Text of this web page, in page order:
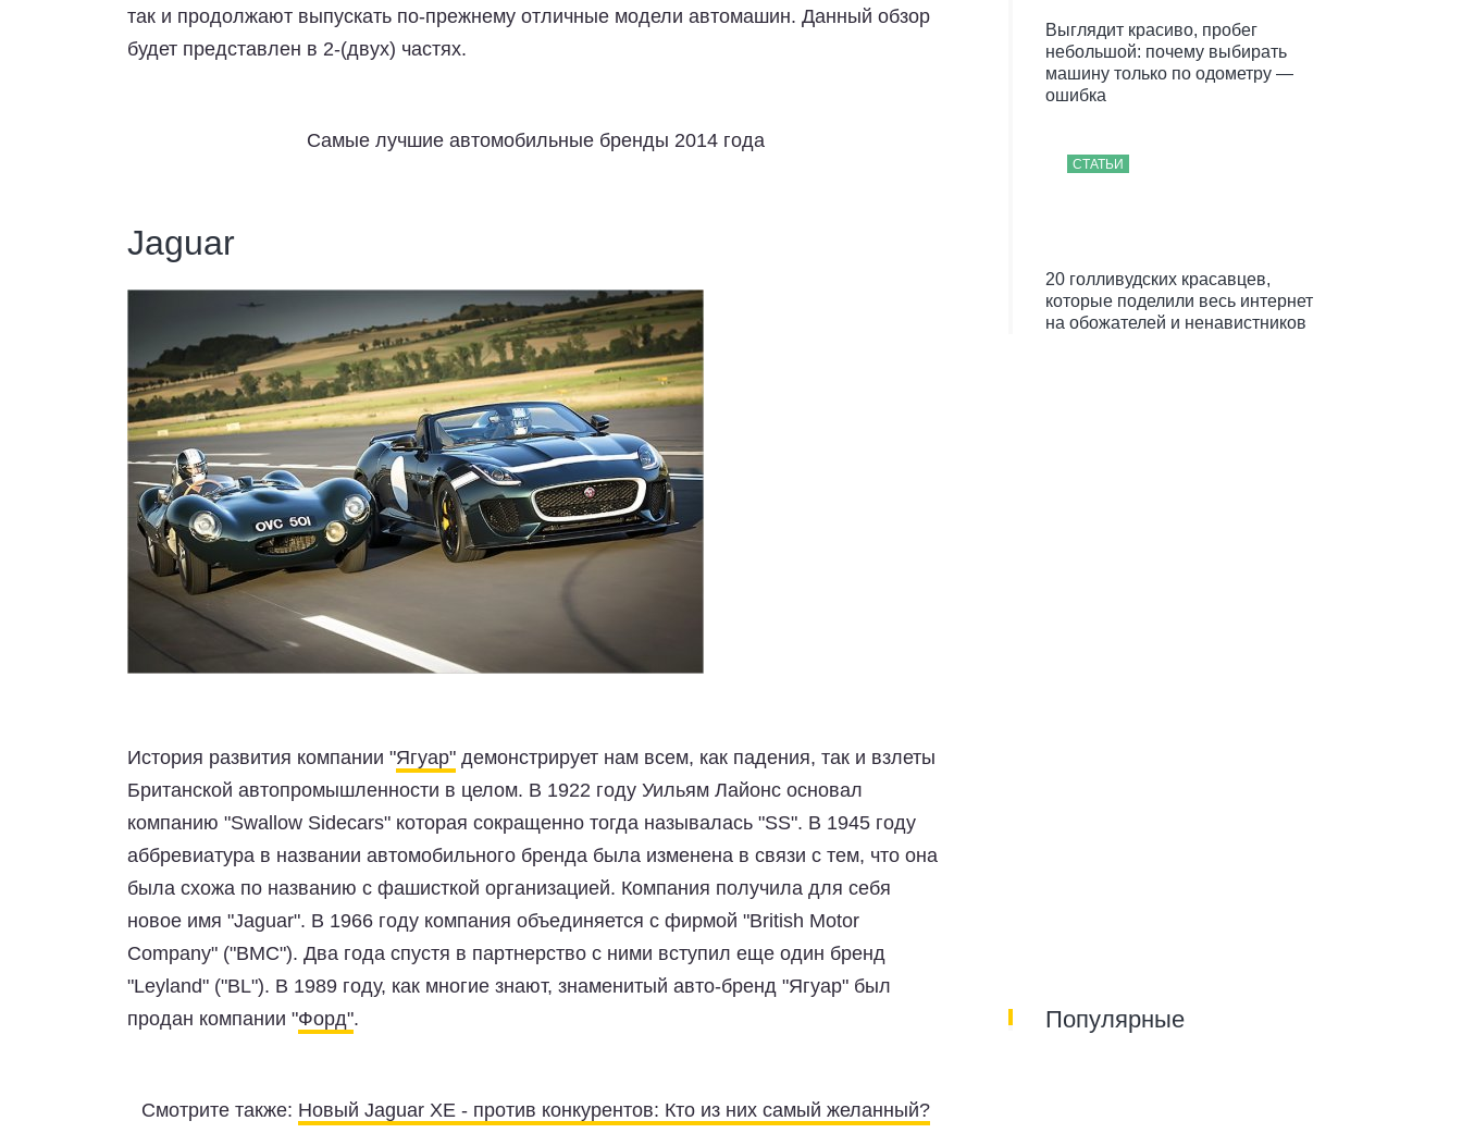
так и продолжают выпускать по-прежнему отличные модели автомашин. Данный обзор
будет представлен в 2-(двух) частях.
Самые лучшие автомобильные бренды 2014 года
Jaguar
История развития компании "Ягуар" демонстрирует нам всем, как падения, так и взлеты
Британской автопромышленности в целом. В 1922 году Уильям Лайонс основал
компанию "Swallow Sidecars" которая сокращенно тогда называлась "SS". В 1945 году
аббревиатура в названии автомобильного бренда была изменена в связи с тем, что она
была схожа по названию с фашисткой организацией. Компания получила для себя
новое имя "Jaguar". В 1966 году компания объединяется с фирмой "British Motor
Company" ("ВМС"). Два года спустя в партнерство с ними вступил еще один бренд
"Leyland" ("BL"). В 1989 году, как многие знают, знаменитый авто-бренд "Ягуар" был
продан компании "Форд".
Смотрите также: Новый Jaguar XE - против конкурентов: Кто из них самый желанный?
Выглядит красиво, пробег
небольшой: почему выбирать
машину только по одометру —
ошибка
СТАТЬИ
20 голливудских красавцев,
которые поделили весь интернет
на обожателей и ненавистников
Популярные